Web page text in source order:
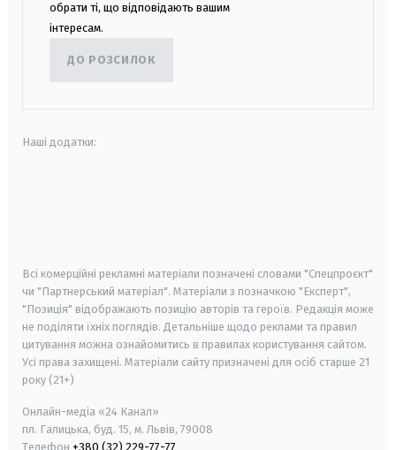
обрати ті, що відповідають вашим
інтересам.
ДО РОЗСИЛОК
Наші додатки:
Всі комерційні рекламні матеріали позначені словами "Спецпроєкт"
чи "Партнерський матеріал". Матеріали з позначкою "Експерт",
"Позиція" відображають позицію авторів та героїв. Редакція може
не поділяти їхніх поглядів. Детальніше щодо реклами та правил
цитування можна ознайомитись в правилах користування сайтом.
Усі права захищені. Матеріали сайту призначені для осіб старше 21
року (21+)
Онлайн-медіа «24 Канал»
пл. Галицька, буд. 15, м. Львів, 79008
Телефон +380 (32) 229-77-77